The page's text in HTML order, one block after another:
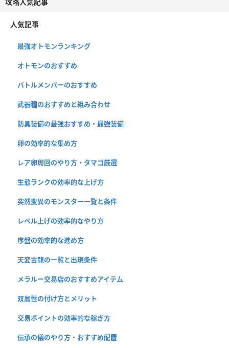
人気記事
最強オトモンランキング
オトモンのおすすめ
バトルメンバーのおすすめ
武器種のおすすめと組み合わせ
防具装備の最強おすすめ・最強装備
卵の効率的な集め方
レア卵周回のやり方・タマゴ厳選
生態ランクの効率的な上げ方
突然変異のモンスター一覧と条件
レベル上げの効率的なやり方
序盤の効率的な進め方
天変古龍の一覧と出現条件
メラルー交易店のおすすめアイテム
双属性の付け方とメリット
交易ポイントの効率的な稼ぎ方
伝承の儀のやり方・おすすめ配置